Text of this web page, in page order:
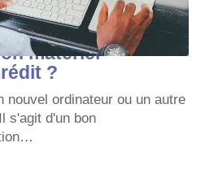
matériel
?
nouvel ordinateur ou un autre
s'agit d'un bon
…